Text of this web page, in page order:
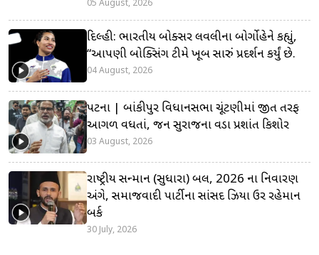
05 August, 2026
દિલ્હી: ભારતીય બોક્સર લવલીના બોર્ગોહેને કહ્યું,
“આપણી બોક્સિંગ ટીમે ખૂબ સારું પ્રદર્શન કર્યું છે.
04 August, 2026
પટના | બાંકીપુર વિધાનસભા ચૂંટણીમાં જીત તરફ
આગળ વધતાં, જન સુરાજના વડા પ્રશાંત કિશોર
03 August, 2026
રાષ્ટ્રીય સન્માન (સુધારા) બિલ, 2026 ના નિવારણ
અંગે, સમાજવાદી પાર્ટીના સાંસદ ઝિયા ઉર રહેમાન
બર્ક
30 July, 2026